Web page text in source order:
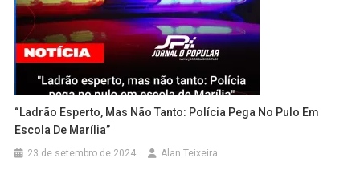
“Ladrão Esperto, Mas Não Tanto: Polícia Pega No Pulo Em
Escola De Marília”
23 de setembro de 2024 Alan Teixeira